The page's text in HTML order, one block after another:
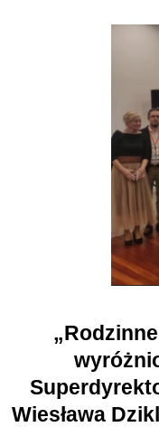
Wiesława